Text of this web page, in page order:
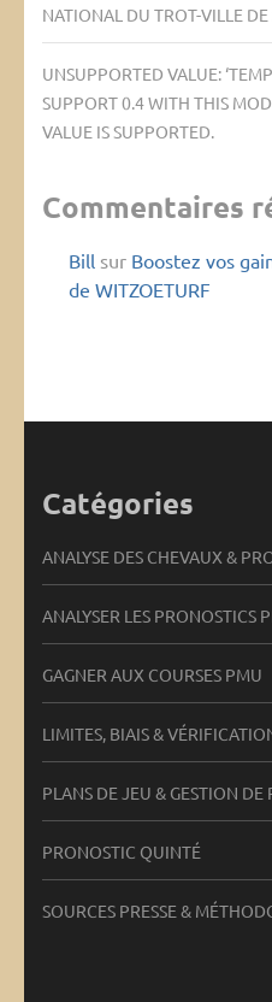
NATIONAL DU TROT-VILLE DE
UNSUPPORTED VALUE:
SUPPORT 0.4 WITH THIS
VALUE IS SUPPORTED.
Commentaires
Bill sur Boostez vos
de WITZOETURF
Catégories
ANALYSE DES CHEVAUX &
ANALYSER LES PRONOSTICS
GAGNER AUX COURSES PMU
LIMITES, BIAIS &
PLANS DE JEU & GESTION DE
PRONOSTIC QUINTÉ
SOURCES PRESSE &